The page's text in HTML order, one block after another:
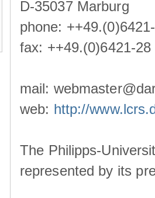
D-35037 Marburg
phone:
fax: ++49.(0)6421-28
mail:
web: http://
The Philipps-
represented by its